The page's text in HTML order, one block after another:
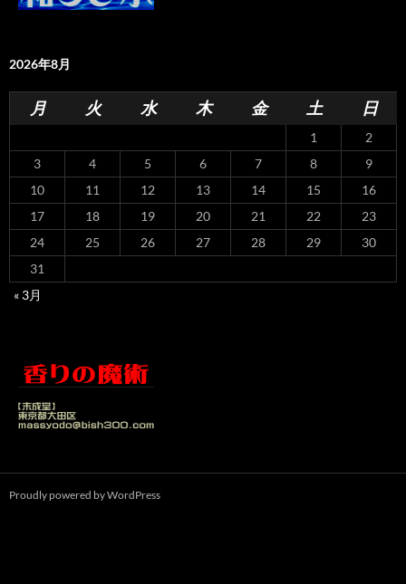
2026年8月
月 火 水 木 金 土 日
1
2
3
4 5 6 7 8
9
10
11 12 13 14 15
16
17
18 19 20 21 22
23
24
25 26 27 28 29
30
31
« 3月
Proudly powered by WordPress